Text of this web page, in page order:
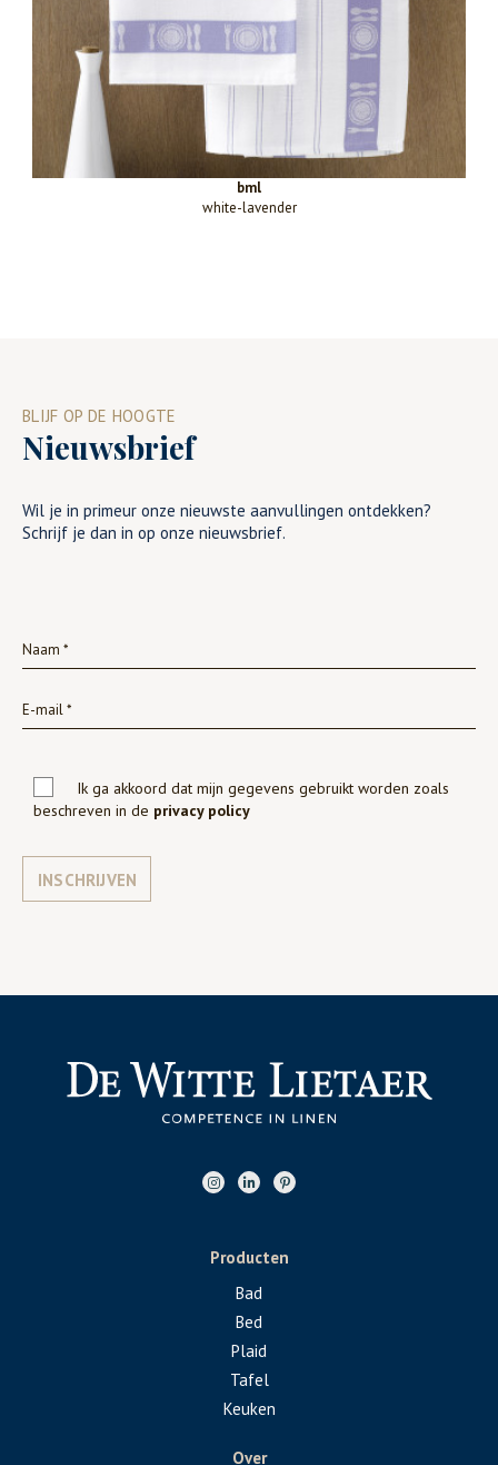
bml
white-lavender
BLIJF OP DE HOOGTE
Nieuwsbrief
Wil je in primeur onze nieuwste aanvullingen ontdekken?
Schrijf je dan in op onze nieuwsbrief.
Ik ga akkoord dat mijn gegevens gebruikt worden zoals
beschreven in de privacy policy
INSCHRIJVEN
Producten
Bad
Bed
Plaid
Tafel
Keuken
Over